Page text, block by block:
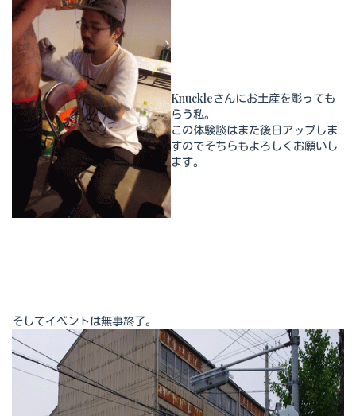
Knuckleさんにお土産を彫っても
らう私。
この体験談はまた後日アップしま
すのでそちらもよろしくお願いし
ます。
そしてイベントは無事終了。